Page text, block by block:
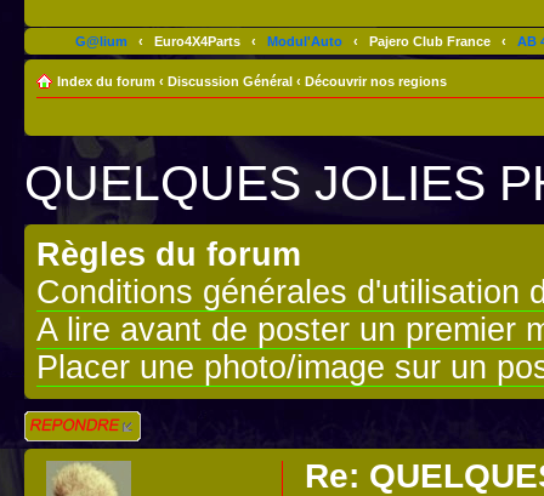
G@lium ‹ Euro4X4Parts ‹ Modul'Auto ‹ Pajero Club France ‹ AB
Index du forum ‹ Discussion Général ‹ Découvrir nos regions
QUELQUES JOLIES
Règles du forum
Conditions générales d'utilisation
A lire avant de poster un premier
Placer une photo/image sur un
Répondre
Re: